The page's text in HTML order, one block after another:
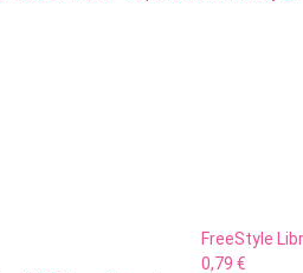
FreeStyle
0,79 €